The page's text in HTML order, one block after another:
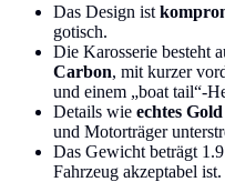
Das Design ist
gotisch.
Die Karosserie besteht
Carbon, mit kurzer
und einem „boat tail“-
Details wie echtes Gold
und Motorträger
Das Gewicht beträgt
Fahrzeug akzeptabel ist.